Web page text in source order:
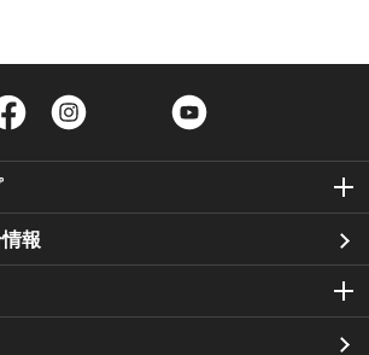
Facebook Twitter
報